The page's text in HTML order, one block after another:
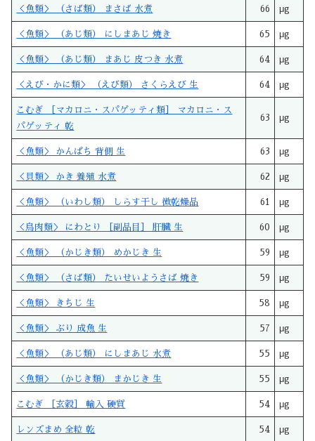
＜魚類＞ （さば類） まさば 水煮 66 μg
＜魚類＞ （あじ類） にしまあじ 焼き 65 μg
＜魚類＞ （あじ類） まあじ 皮つき 水煮 64 μg
＜えび・かに類＞ （えび類） さくらえび 生 64 μg
こむぎ ［マカロニ・スパゲッティ類］ マカロニ・ス
パゲッティ 乾
63 μg
＜魚類＞ かんぱち 背側 生 63 μg
＜貝類＞ かき 養殖 水煮 62 μg
＜魚類＞ （いわし類） しらす干し 微乾燥品 61 μg
＜鳥肉類＞ にわとり ［副品目］ 肝臓 生 60 μg
＜魚類＞ （かじき類） めかじき 生 59 μg
＜魚類＞ （さば類） たいせいようさば 焼き 59 μg
＜魚類＞ きちじ 生 58 μg
＜魚類＞ ぶり 成魚 生 57 μg
＜魚類＞ （あじ類） にしまあじ 水煮 55 μg
＜魚類＞ （かじき類） まかじき 生 55 μg
こむぎ ［玄穀］ 輸入 硬質 54 μg
レンズまめ 全粒 乾 54 μg